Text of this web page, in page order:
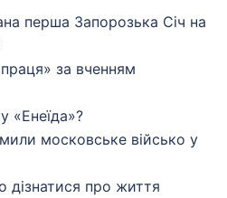
перша Запорозька Січ на
за вченням
«Енеїда»?
московське військо у
про життя